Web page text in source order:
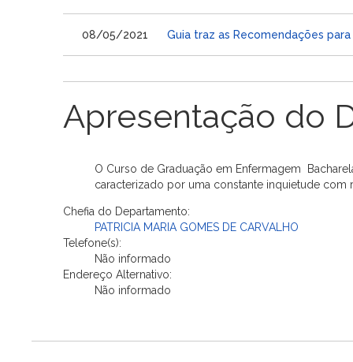
08/05/2021 Guia traz as Recomendações
Apresentação do
O Curso de Graduação em Enfermagem 
caracterizado por uma constante inquietude
Chefia do Departamento:
PATRICIA MARIA GOMES DE CARVALHO
Telefone(s):
Não informado
Endereço Alternativo:
Não informado